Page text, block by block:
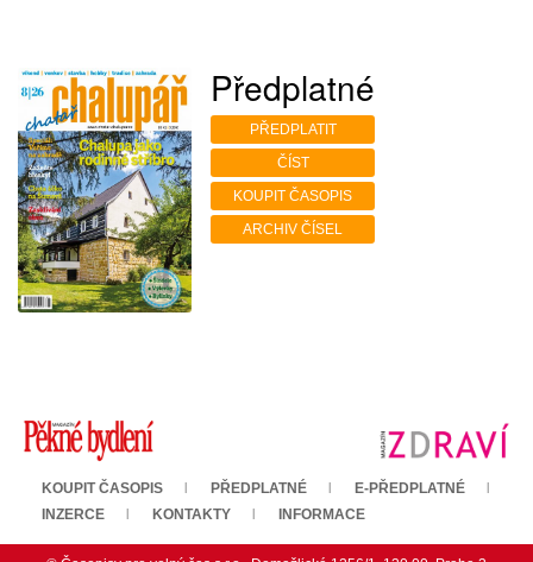
Předplatné
PŘEDPLATIT
ČÍST
KOUPIT ČASOPIS
ARCHIV ČÍSEL
KOUPIT ČASOPIS PŘEDPLATNÉ
E-PŘEDPLATNÉ
INZERCE
KONTAKTY INFORMACE